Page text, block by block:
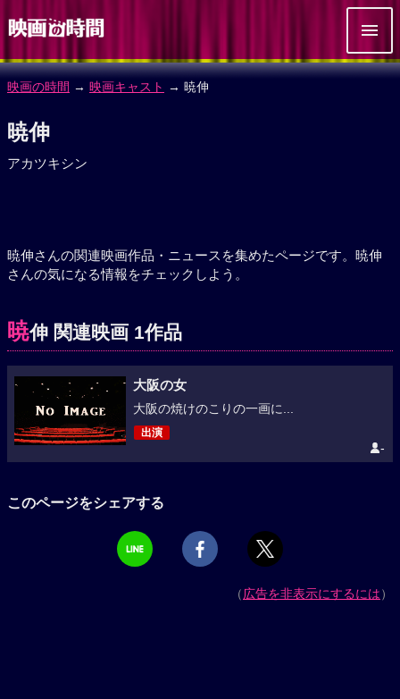
映画の時間 → 映画キャスト → 暁伸
暁伸
アカツキシン
暁伸さんの関連映画作品・ニュースを集めたページです。暁伸
さんの気になる情報をチェックしよう。
暁伸 関連映画 1作品
大阪の女
大阪の焼けのこりの一画に...
出演
-
このページをシェアする
（広告を非表示にするには）